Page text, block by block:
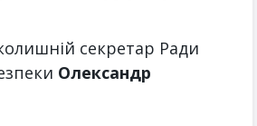
секретар Ради
Олександр